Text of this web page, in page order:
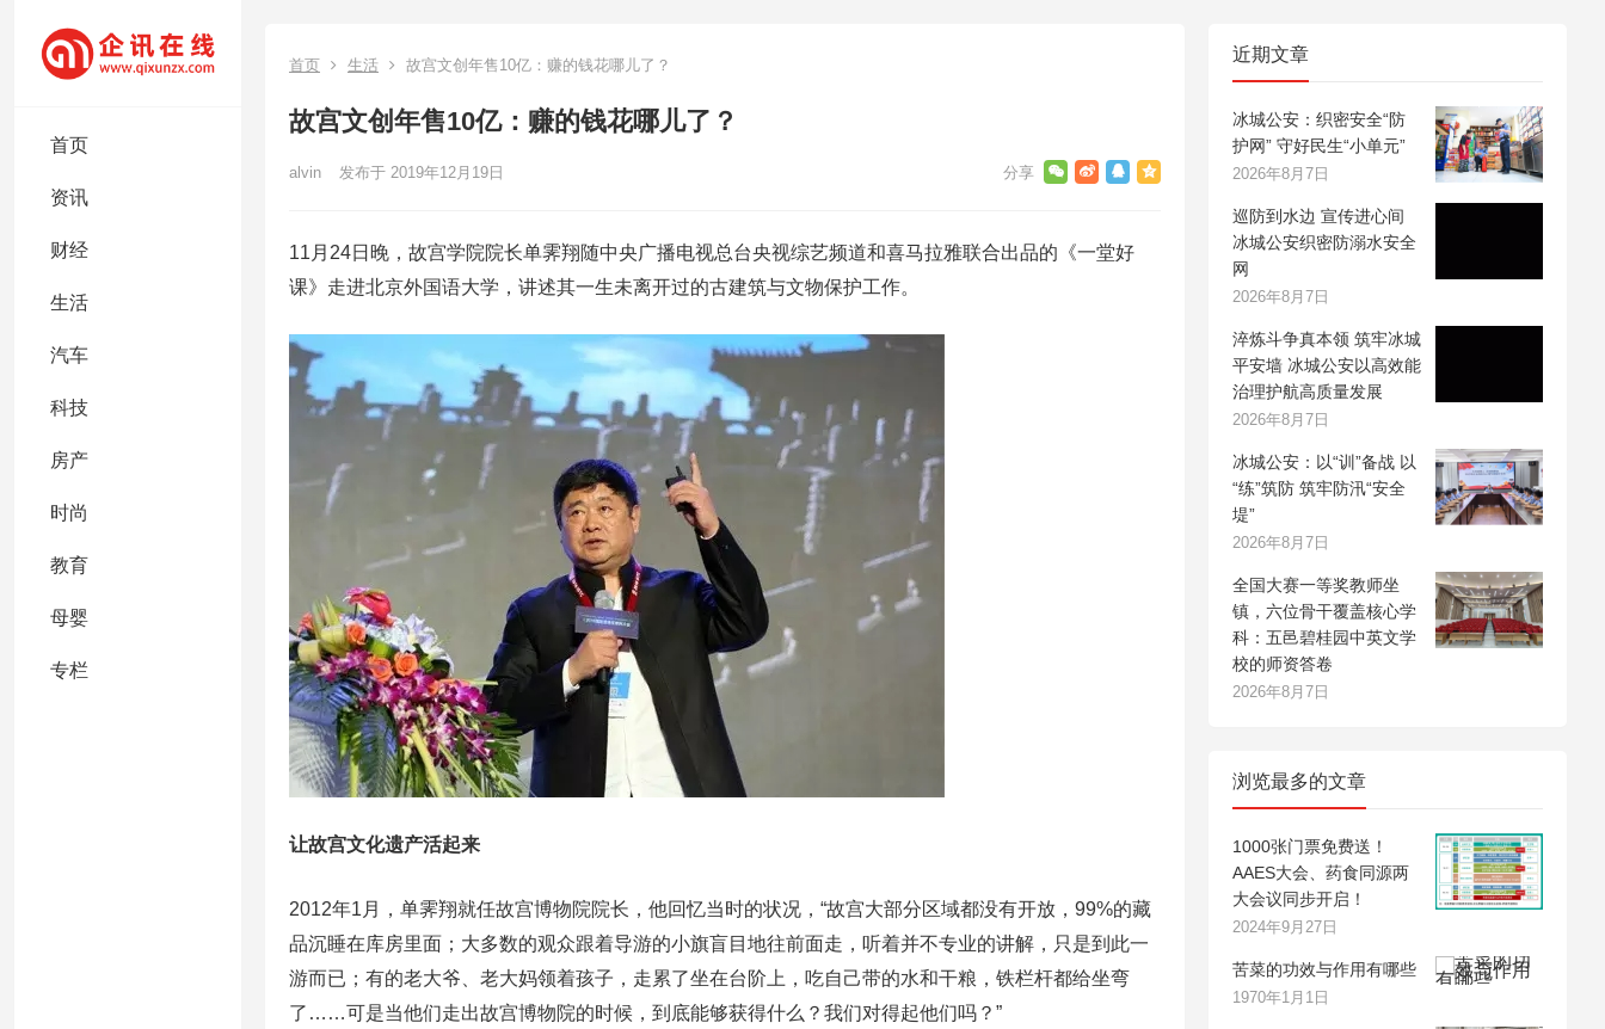
首页
资讯
财经
生活
汽车
科技
房产
时尚
教育
母婴
专栏
首页 生活 故宫文创年售10亿：赚的钱花哪儿了？
故宫文创年售10亿：赚的钱花哪儿了？
alvin 发布于 2019年12月19日
11月24日晚，故宫学院院长单霁翔随中央广播电视总台央视综艺频道和喜马拉雅联合出品的《一堂好
课》走进北京外国语大学，讲述其一生未离开过的古建筑与文物保护工作。
让故宫文化遗产活起来
2012年1月，单霁翔就任故宫博物院院长，他回忆当时的状况，“故宫大部分区域都没有开放，99%的藏
品沉睡在库房里面；大多数的观众跟着导游的小旗盲目地往前面走，听着并不专业的讲解，只是到此一
游而已；有的老大爷、老大妈领着孩子，走累了坐在台阶上，吃自己带的水和干粮，铁栏杆都给坐弯
了……可是当他们走出故宫博物院的时候，到底能够获得什么？我们对得起他们吗？”
近期文章
冰城公安：织密安全“防
护网” 守好民生“小单元”
2026年8月7日
巡防到水边 宣传进心间
冰城公安织密防溺水安全
网
2026年8月7日
淬炼斗争真本领 筑牢冰城
平安墙 冰城公安以高效能
治理护航高质量发展
2026年8月7日
冰城公安：以“训”备战 以
“练”筑防 筑牢防汛“安全
堤”
2026年8月7日
全国大赛一等奖教师坐
镇，六位骨干覆盖核心学
科：五邑碧桂园中英文学
校的师资答卷
2026年8月7日
浏览最多的文章
1000张门票免费送！
AAES大会、药食同源两
大会议同步开启！
2024年9月27日
苦菜的功效与作用有哪些
1970年1月1日